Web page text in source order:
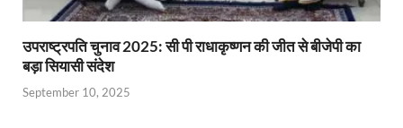
उपराष्ट्रपति चुनाव 2025: सी पी राधाकृष्णन की जीत से बीजेपी का
बड़ा सियासी संदेश
September 10, 2025